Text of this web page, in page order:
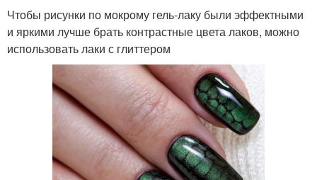
Чтобы рисунки по мокрому гель-лаку были эффектными
и яркими лучше брать контрастные цвета лаков, можно
использовать лаки с глиттером